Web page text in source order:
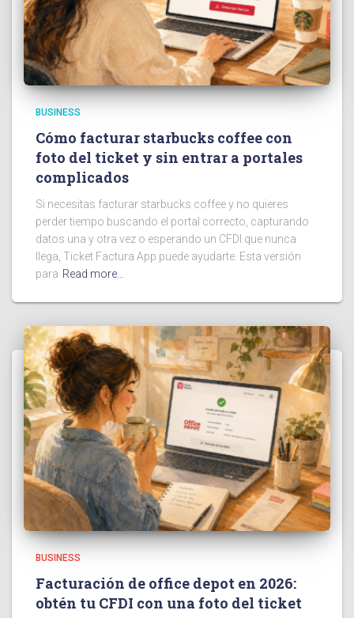
BUSINESS
Cómo facturar starbucks coffee con
foto del ticket y sin entrar a portales
complicados
Si necesitas facturar starbucks coffee y no quieres
perder tiempo buscando el portal correcto, capturando
datos una y otra vez o esperando un CFDI que nunca
llega, Ticket Factura App puede ayudarte. Esta versión
para Read more…
BUSINESS
Facturación de office depot en 2026:
obtén tu CFDI con una foto del ticket